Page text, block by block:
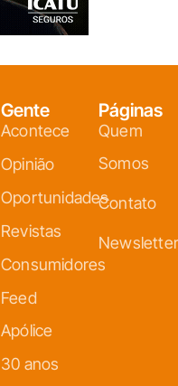
Gente
Acontece
Opinião
Oportunidades
Revistas
Consumidores
Feed
Apólice
30 anos
Páginas
Quem
Somos
Contato
Newsletter